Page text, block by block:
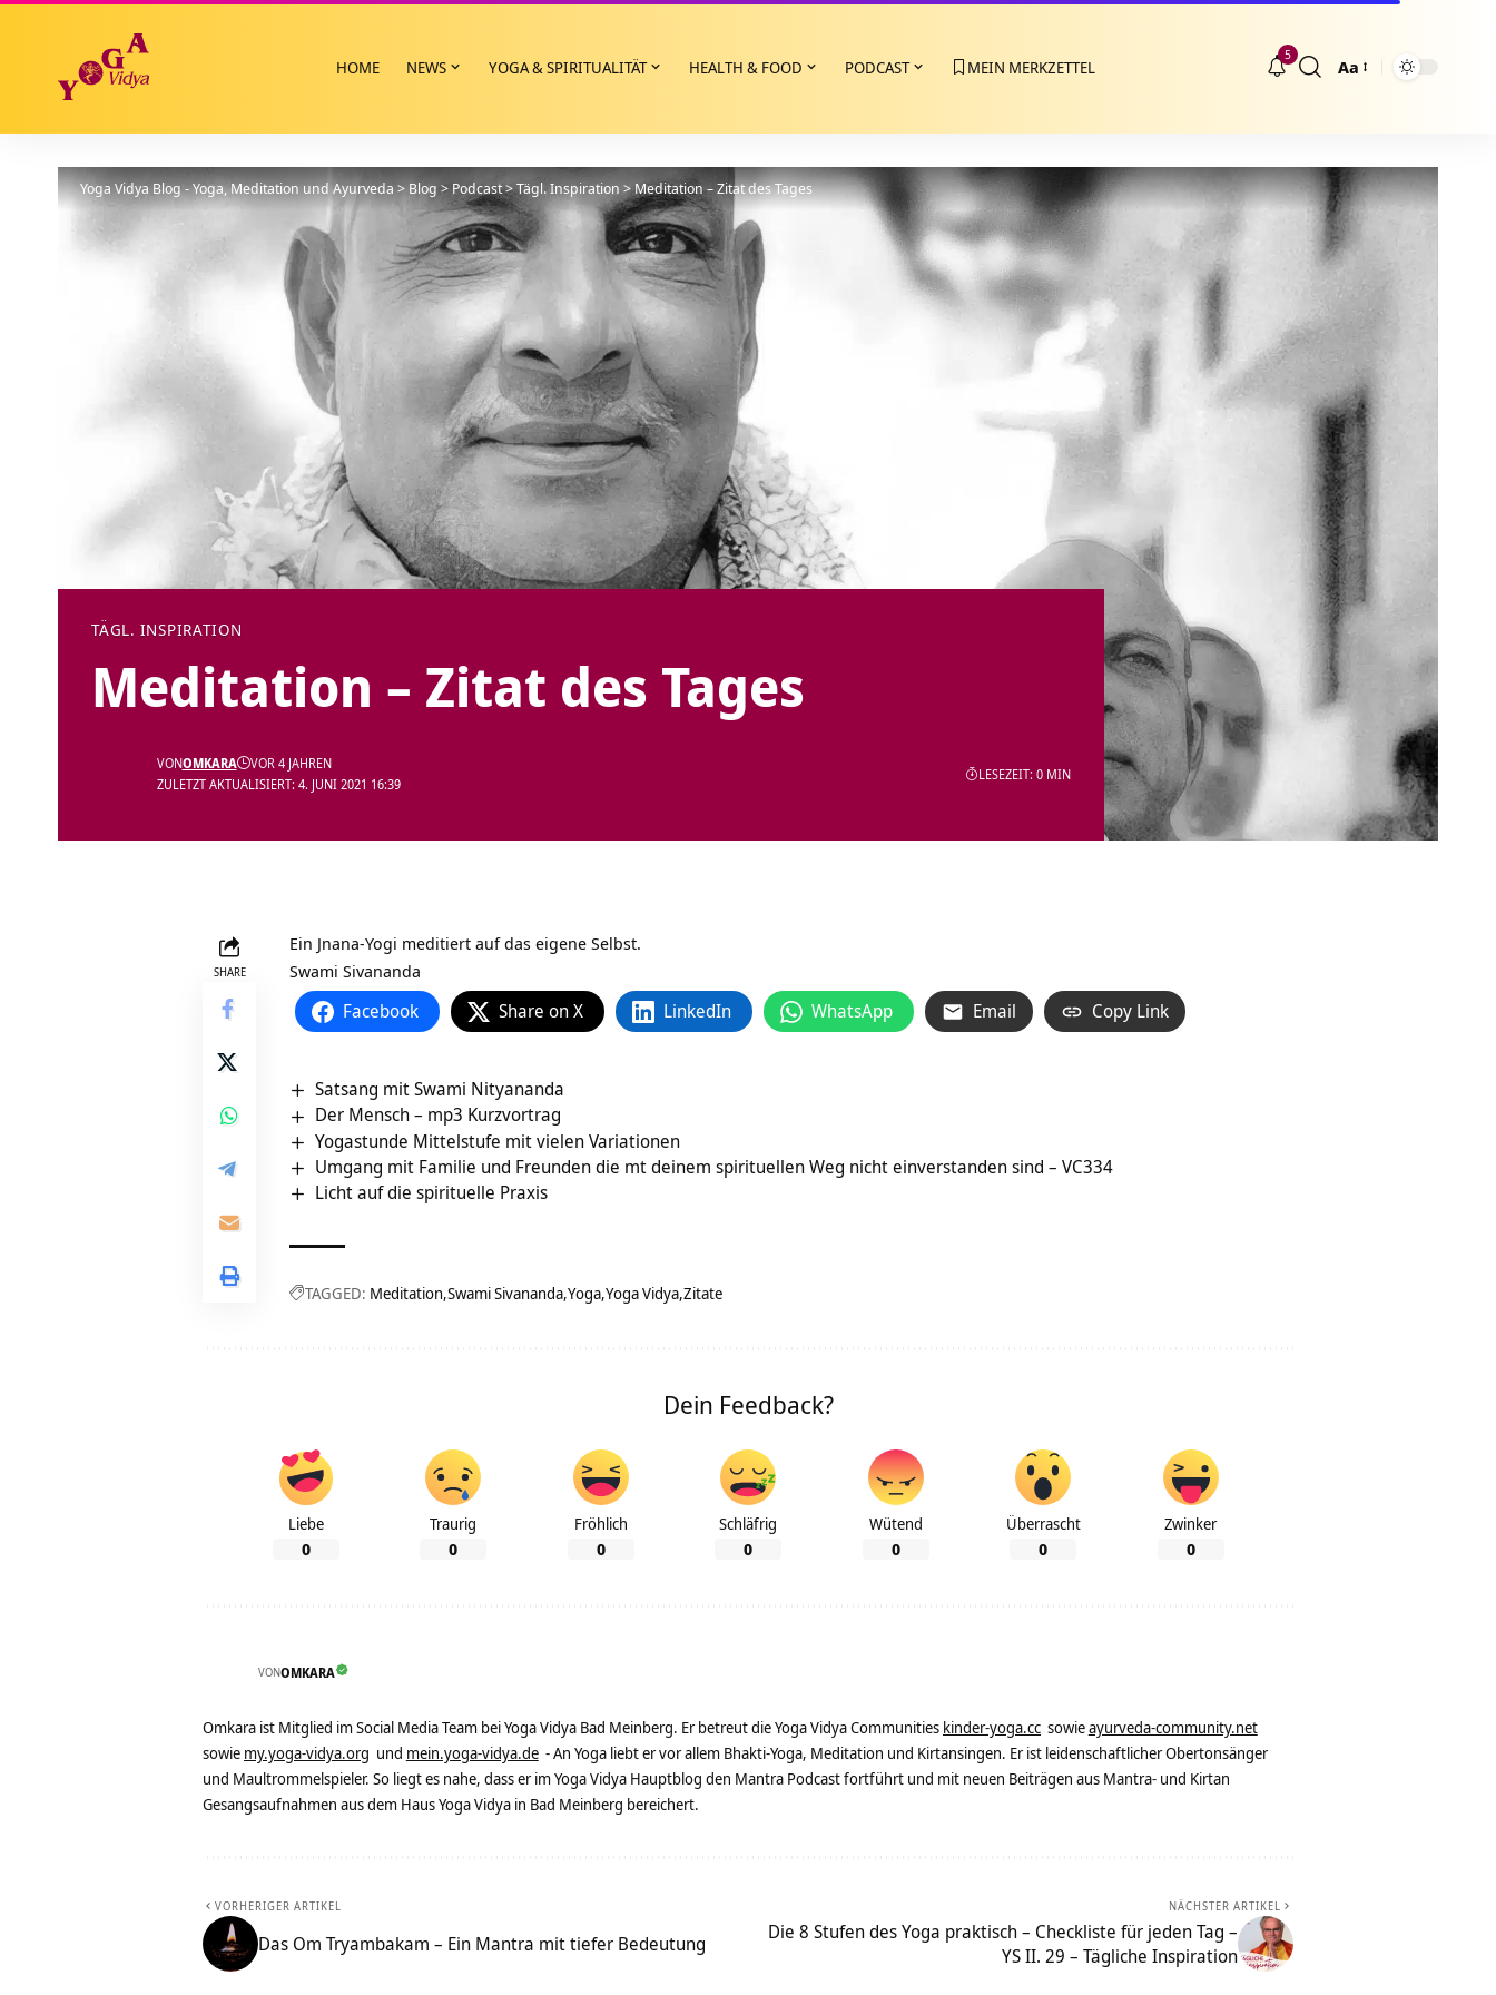
HOME NEWS YOGA & SPIRITUALITÄT HEALTH & FOOD PODCAST MEIN MERKZETTEL
5
Größenänderung
Aa
Yoga Vidya Blog - Yoga, Meditation und Ayurveda>Blog > Podcast>Tägl. Inspiration >Meditation – Zitat des Tages
TÄGL. INSPIRATION
Meditation – Zitat des Tages
ZULETZT AKTUALISIERT: 4. JUNI 2021 16:39
VONOMKARA VOR 4 JAHREN
LESEZEIT: 0 MIN
SHARE
Ein Jnana-Yogi meditiert auf das eigene Selbst.
Swami Sivananda
Facebook Share on X LinkedIn WhatsApp Email Copy Link
Satsang mit Swami Nityananda
Der Mensch – mp3 Kurzvortrag
Yogastunde Mittelstufe mit vielen Variationen
Umgang mit Familie und Freunden die mt deinem spirituellen Weg nicht einverstanden sind – VC334
Licht auf die spirituelle Praxis
TAGGED: Meditation Swami Sivananda Yoga Yoga Vidya Zitate
Dein Feedback?
Liebe
0
Traurig
0
Fröhlich
0
Schläfrig
0
Wütend
0
Überrascht
0
Zwinker
0
VONOMKARA
Omkara ist Mitglied im Social Media Team bei Yoga Vidya Bad Meinberg. Er betreut die Yoga Vidya Communities kinder-yoga.cc sowieayurveda-community.net
sowie my.yoga-vidya.org und mein.yoga-vidya.de - An Yoga liebt er vor allem Bhakti-Yoga, Meditation und Kirtansingen. Er ist leidenschaftlicher Obertonsänger
und Maultrommelspieler. So liegt es nahe, dass er im Yoga Vidya Hauptblog den Mantra Podcast fortführt und mit neuen Beiträgen aus Mantra- und Kirtan
Gesangsaufnahmen aus dem Haus Yoga Vidya in Bad Meinberg bereichert.
VORHERIGER ARTIKEL
Das Om Tryambakam – Ein Mantra mit tiefer Bedeutung
NÄCHSTER ARTIKEL
Die 8 Stufen des Yoga praktisch – Checkliste für jeden Tag –
YS II. 29 – Tägliche Inspiration